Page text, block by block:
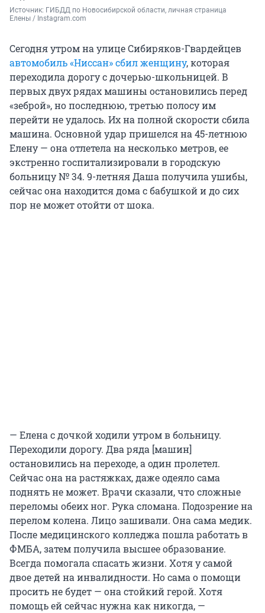
Источник: ГИБДД по Новосибирской области, личная страница
Елены / Instagram.com
Сегодня утром на улице Сибиряков-Гвардейцев
автомобиль «Ниссан» сбил женщину, которая
переходила дорогу с дочерью-школьницей. В
первых двух рядах машины остановились перед
«зеброй», но последнюю, третью полосу им
перейти не удалось. Их на полной скорости сбила
машина. Основной удар пришелся на 45-летнюю
Елену — она отлетела на несколько метров, ее
экстренно госпитализировали в городскую
больницу № 34. 9-летняя Даша получила ушибы,
сейчас она находится дома с бабушкой и до сих
пор не может отойти от шока.
— Елена с дочкой ходили утром в больницу.
Переходили дорогу. Два ряда [машин]
остановились на переходе, а один пролетел.
Сейчас она на растяжках, даже одеяло сама
поднять не может. Врачи сказали, что сложные
переломы обеих ног. Рука сломана. Подозрение на
перелом колена. Лицо зашивали. Она сама медик.
После медицинского колледжа пошла работать в
ФМБА, затем получила высшее образование.
Всегда помогала спасать жизни. Хотя у самой
двое детей на инвалидности. Но сама о помощи
просить не будет — она стойкий герой. Хотя
помощь ей сейчас нужна как никогда, —